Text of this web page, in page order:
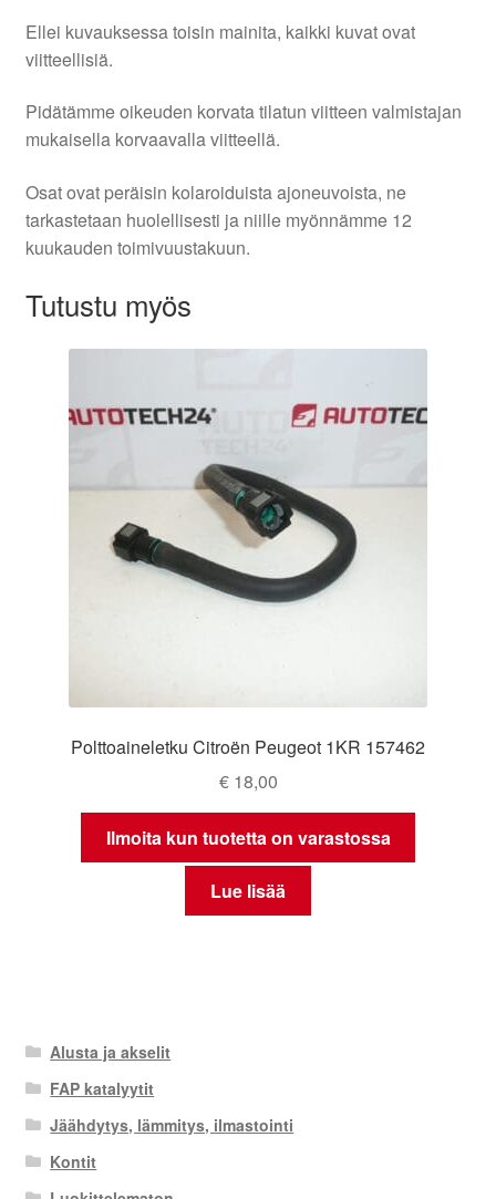
Ellei kuvauksessa toisin mainita, kaikki kuvat ovat
viitteellisiä.
Pidätämme oikeuden korvata tilatun viitteen valmistajan
mukaisella korvaavalla viitteellä.
Osat ovat peräisin kolaroiduista ajoneuvoista, ne
tarkastetaan huolellisesti ja niille myönnämme 12
kuukauden toimivuustakuun.
Tutustu myös
Polttoaineletku Citroën Peugeot 1KR 157462
€18,00
Ilmoita kun tuotetta on varastossa
Lue lisää
Alusta ja akselit
FAP katalyytit
Jäähdytys, lämmitys, ilmastointi
Kontit